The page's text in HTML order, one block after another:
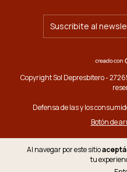
Al navegar por este sitio
tu
Copyright Sol Depresbitero -
Defensa de las y los
Botón de